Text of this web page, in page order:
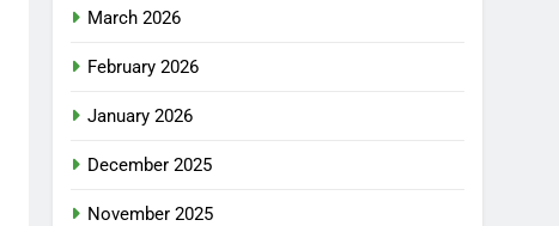
March 2026
February 2026
January 2026
December 2025
November 2025